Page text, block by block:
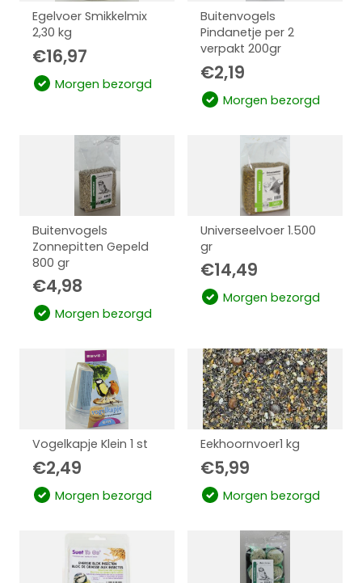
Egelvoer Smikkelmix
2,30 kg
€16,97
Morgen bezorgd
Buitenvogels
Pindanetje per 2
verpakt 200gr
€2,19
Morgen bezorgd
Buitenvogels
Zonnepitten Gepeld
800 gr
€4,98
Morgen bezorgd
Universeelvoer 1.500
gr
€14,49
Morgen bezorgd
Vogelkapje Klein 1 st
€2,49
Morgen bezorgd
Eekhoornvoer1 kg
€5,99
Morgen bezorgd